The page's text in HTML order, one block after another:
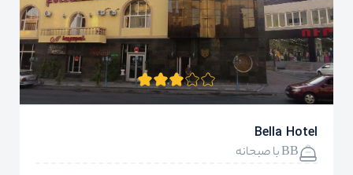
Bella Hotel
BB با صبحانه